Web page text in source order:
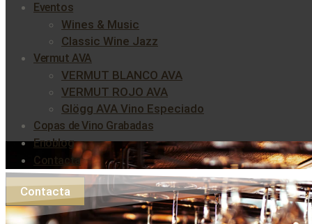
Eventos
Wines & Music
Classic Wine Jazz
Vermut AVA
VERMUT BLANCO AVA
VERMUT ROJO AVA
Glögg AVA Vino Especiado
Copas de Vino Grabadas
Enoblog
Contacta
Contacta